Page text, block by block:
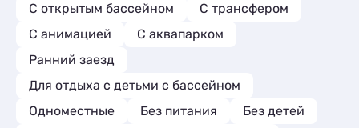
С открытым бассейном
С трансфером
С анимацией
С аквапарком
Ранний заезд
Для отдыха с детьми с бассейном
Одноместные
Без питания
Без детей